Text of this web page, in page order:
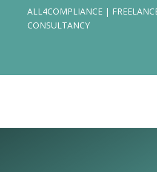
ALL4COMPLIANCE |
CONSULTANCY